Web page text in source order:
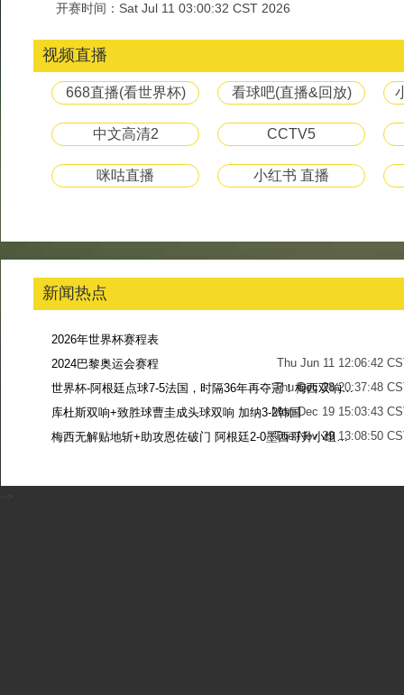
开赛时间：Sat Jul 11 03:00:32 CST 2026
视频直播
668直播(看世界杯) 看球吧(直播&回放)
中文高清2 CCTV5
咪咕直播 小红书 直播
新闻热点
2026年世界杯赛程表
Thu Jun 11 12:06:42
2024巴黎奥运会赛程
Thu Dec 28 20:37:48
世界杯-阿根廷点球7-5法国，时隔36年再夺冠！梅西双响姆巴佩戴帽
Mon Dec 19 15:03:43
库杜斯双响+致胜球曹圭成头球双响 加纳3-2韩国
Tue Nov 29 13:08:50
梅西无解贴地斩+助攻恩佐破门 阿根廷2-0墨西哥升小组第二